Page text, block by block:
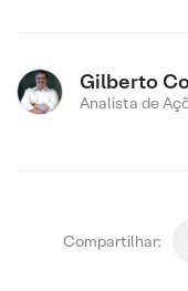
Gilberto
Analista de
Compartilhar: